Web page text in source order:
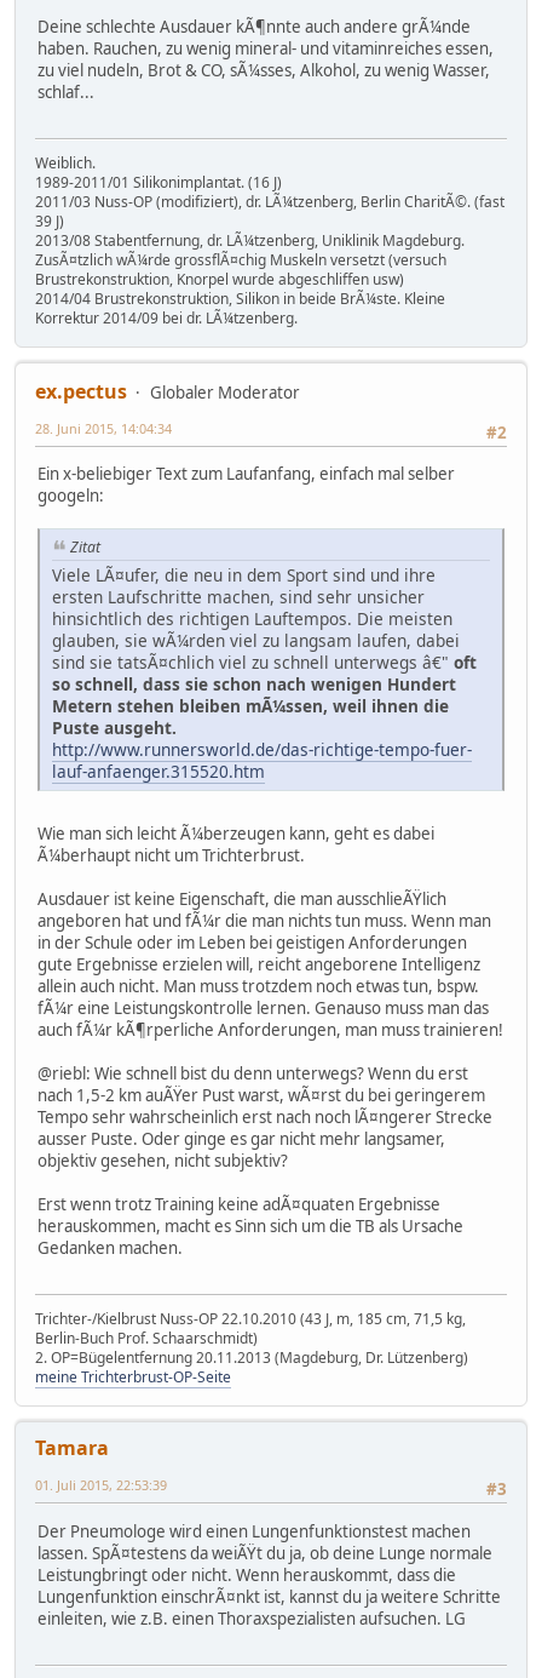
Deine schlechte Ausdauer kÃ¶nnte auch andere grÃ¼nde
haben. Rauchen, zu wenig mineral- und vitaminreiches essen,
zu viel nudeln, Brot & CO, sÃ¼sses, Alkohol, zu wenig Wasser,
schlaf...
Weiblich.
1989-2011/01 Silikonimplantat. (16 J)
2011/03 Nuss-OP (modifiziert), dr. LÃ¼tzenberg, Berlin CharitÃ©. (fast
39 J)
2013/08 Stabentfernung, dr. LÃ¼tzenberg, Uniklinik Magdeburg.
ZusÃ¤tzlich wÃ¼rde grossflÃ¤chig Muskeln versetzt (versuch
Brustrekonstruktion, Knorpel wurde abgeschliffen usw)
2014/04 Brustrekonstruktion, Silikon in beide BrÃ¼ste. Kleine
Korrektur 2014/09 bei dr. LÃ¼tzenberg.
ex.pectus
Globaler Moderator
#2
28. Juni 2015, 14:04:34
Ein x-beliebiger Text zum Laufanfang, einfach mal selber
googeln:
Zitat
Viele LÃ¤ufer, die neu in dem Sport sind und ihre
ersten Laufschritte machen, sind sehr unsicher
hinsichtlich des richtigen Lauftempos. Die meisten
glauben, sie wÃ¼rden viel zu langsam laufen, dabei
sind sie tatsÃ¤chlich viel zu schnell unterwegs â€" oft
so schnell, dass sie schon nach wenigen Hundert
Metern stehen bleiben mÃ¼ssen, weil ihnen die
Puste ausgeht.
http://www.runnersworld.de/das-richtige-tempo-fuer-
lauf-anfaenger.315520.htm
Wie man sich leicht Ã¼berzeugen kann, geht es dabei
Ã¼berhaupt nicht um Trichterbrust.
Ausdauer ist keine Eigenschaft, die man ausschlieÃŸlich
angeboren hat und fÃ¼r die man nichts tun muss. Wenn man
in der Schule oder im Leben bei geistigen Anforderungen
gute Ergebnisse erzielen will, reicht angeborene Intelligenz
allein auch nicht. Man muss trotzdem noch etwas tun, bspw.
fÃ¼r eine Leistungskontrolle lernen. Genauso muss man das
auch fÃ¼r kÃ¶rperliche Anforderungen, man muss trainieren!
@riebl: Wie schnell bist du denn unterwegs? Wenn du erst
nach 1,5-2 km auÃŸer Pust warst, wÃ¤rst du bei geringerem
Tempo sehr wahrscheinlich erst nach noch lÃ¤ngerer Strecke
ausser Puste. Oder ginge es gar nicht mehr langsamer,
objektiv gesehen, nicht subjektiv?
Erst wenn trotz Training keine adÃ¤quaten Ergebnisse
herauskommen, macht es Sinn sich um die TB als Ursache
Gedanken machen.
Trichter-/Kielbrust Nuss-OP 22.10.2010 (43 J, m, 185 cm, 71,5 kg,
Berlin-Buch Prof. Schaarschmidt)
2. OP=Bügelentfernung 20.11.2013 (Magdeburg, Dr. Lützenberg)
meine Trichterbrust-OP-Seite
Tamara
#3
01. Juli 2015, 22:53:39
Der Pneumologe wird einen Lungenfunktionstest machen
lassen. SpÃ¤testens da weiÃŸt du ja, ob deine Lunge normale
Leistungbringt oder nicht. Wenn herauskommt, dass die
Lungenfunktion einschrÃ¤nkt ist, kannst du ja weitere Schritte
einleiten, wie z.B. einen Thoraxspezialisten aufsuchen. LG